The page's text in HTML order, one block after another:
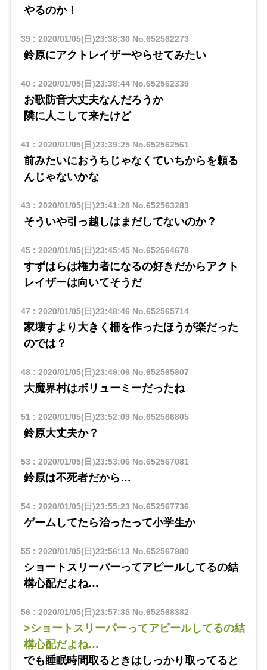
やるのか！
39: 2020/01/05(日)23:38:30 No.652562273
鈴原にアクトレイザーやらせてみたい
40 : 2020/01/05(日)23:38:44No.652562339
お歌防音大丈夫なんだろうか
隣に人こして来たけど
41: 2020/01/05(日)23:39:25No.652562561
前みたいにおうちじゃなくていちからを頼る
んじゃないかな
43 : 2020/01/05(日)23:41:28No.652563283
そういや引っ越しはまだしてないのか？
45: 2020/01/05(日)23:45:45No.652564678
すずはらは権力者になるの好きだからアクト
レイザーは向いてそうだ
47 : 2020/01/05(日)23:48:46 No.652565714
家壊すより大きく柵を作ったほうが楽だった
のでは？
48: 2020/01/05(日)23:49:06 No.652565807
大魔界村はボリューミーだったね
51: 2020/01/05(日)23:52:09No.652566805
鈴原大丈夫か？
53 : 2020/01/05(日)23:53:06 No.652567081
鈴原は不死者だから…
54: 2020/01/05(日)23:55:23 No.652567736
ゲームしてたら治ったって小学生か
55: 2020/01/05(日)23:56:13 No.652567980
ショートスリーパーってアピールしてるの結
構心配だよね…
56 : 2020/01/05(日)23:57:35No.652568382
>ショートスリーパーってアピールしてるの結
構心配だよね…
でも睡眠時間取るときはしっかり取ってると